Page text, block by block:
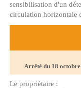
sensibilisation d'un
circulation horizontale
Arrêté du 18
Le propriétaire :